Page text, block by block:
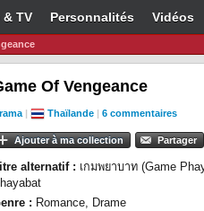
& TV Personnalités Vidéos
Of Vengeance
| Thaïlande | 6 commentaires
Ajouter à ma collection Partager
alternatif : เกมพยาบาท (Game
: Romance, Drame